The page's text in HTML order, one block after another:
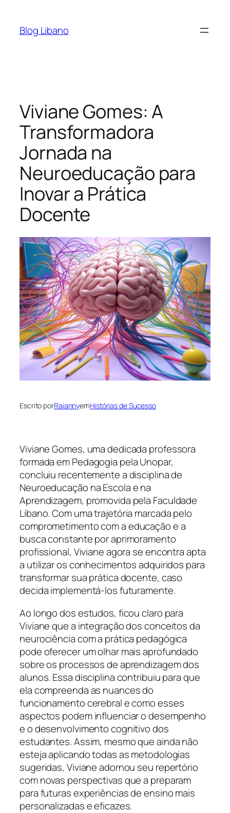
Blog Libano
Viviane Gomes: A
Transformadora
Jornada na
Neuroeducação para
Inovar a Prática
Docente
Escrito porRaiannyemHistórias de Sucesso
Viviane Gomes, uma dedicada professora
formada em Pedagogia pela Unopar,
concluiu recentemente a disciplina de
Neuroeducação na Escola e na
Aprendizagem, promovida pela Faculdade
Líbano. Com uma trajetória marcada pelo
comprometimento com a educação e a
busca constante por aprimoramento
profissional, Viviane agora se encontra apta
a utilizar os conhecimentos adquiridos para
transformar sua prática docente, caso
decida implementá-los futuramente.
Ao longo dos estudos, ficou claro para
Viviane que a integração dos conceitos da
neurociência com a prática pedagógica
pode oferecer um olhar mais aprofundado
sobre os processos de aprendizagem dos
alunos. Essa disciplina contribuiu para que
ela compreenda as nuances do
funcionamento cerebral e como esses
aspectos podem influenciar o desempenho
e o desenvolvimento cognitivo dos
estudantes. Assim, mesmo que ainda não
esteja aplicando todas as metodologias
sugeridas, Viviane adornou seu repertório
com novas perspectivas que a preparam
para futuras experiências de ensino mais
personalizadas e eficazes.